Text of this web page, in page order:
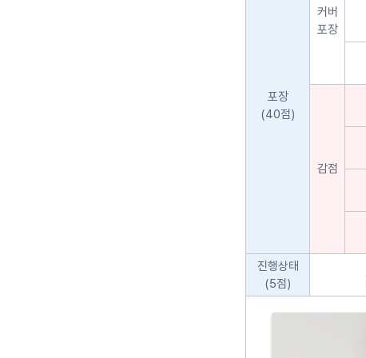
포장
(40점)
커버
포장
감점
진행상태
(5점)